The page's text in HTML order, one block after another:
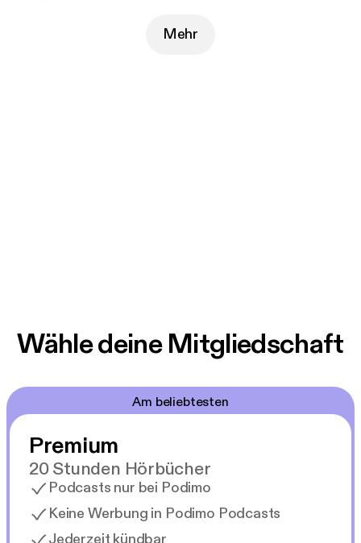
Mehr
Wähle deine Mitgliedschaft
Am beliebtesten
Premium
20 Stunden Hörbücher
Podcasts nur bei Podimo
Keine Werbung in Podimo Podcasts